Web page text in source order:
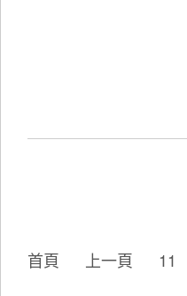
首頁 上一頁 11